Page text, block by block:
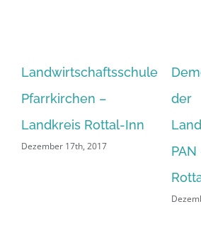
Landwirtschaftsschule
Pfarrkirchen –
Landkreis Rottal-Inn
Dezember 17th, 2017
der